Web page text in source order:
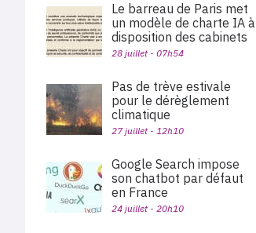
Le barreau de Paris met
un modèle de charte IA à
disposition des cabinets
28 juillet - 07h54
Pas de trève estivale
pour le dérèglement
climatique
27 juillet - 12h10
Google Search impose
son chatbot par défaut
en France
24 juillet - 20h10